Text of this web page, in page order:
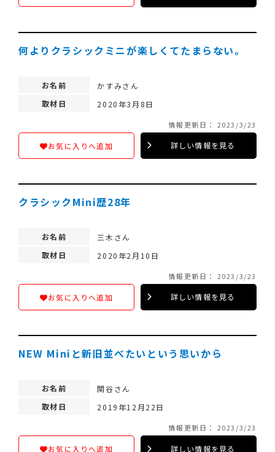
何よりクラシックミニが楽しくてたまらない。
お名前
かすみさん
取材日
2020年3月8日
情報更新日： 2023/3/23
お気に入りへ追加 詳しい情報を見る
クラシックMini歴28年
お名前
三木さん
取材日
2020年2月10日
情報更新日： 2023/3/23
お気に入りへ追加 詳しい情報を見る
NEW Miniと新旧並べたいという思いから
お名前
関谷さん
取材日
2019年12月22日
情報更新日： 2023/3/23
お気に入りへ追加 詳しい情報を見る